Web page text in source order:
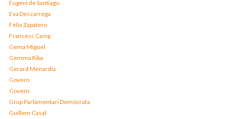
Eugeni de Santiago
Eva Descarrega
Fèlix Zapatero
Francesc Camp
Gema Miguel
Gemma Riba
Gerard Menardia
Govern
Govern
Grup Parlamentari Demòcrata
Guillem Casal